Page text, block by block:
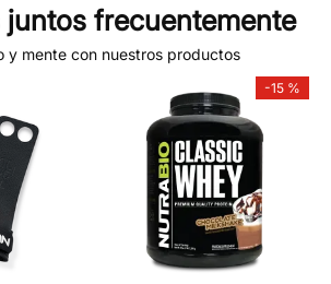
frecuentemente
y mente con nuestros productos
-15 %